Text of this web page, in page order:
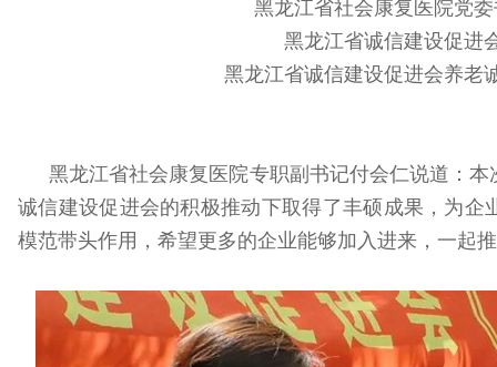
黑龙江省社会康复医院党
黑龙江省诚信建设促进
黑龙江省诚信建设促进会养老
黑龙江省社会康复医院专职副书记付会仁说道：
诚信建设促进会的积极推动下取得了丰硕成果，为企
模范带头作用，希望更多的企业能够加入进来，一起